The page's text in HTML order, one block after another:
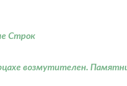
Строк
возмутителен.